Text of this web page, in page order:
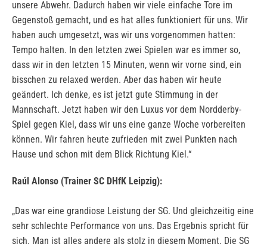
unsere Abwehr. Dadurch haben wir viele einfache Tore im
Gegenstoß gemacht, und es hat alles funktioniert für uns. Wir
haben auch umgesetzt, was wir uns vorgenommen hatten:
Tempo halten. In den letzten zwei Spielen war es immer so,
dass wir in den letzten 15 Minuten, wenn wir vorne sind, ein
bisschen zu relaxed werden. Aber das haben wir heute
geändert. Ich denke, es ist jetzt gute Stimmung in der
Mannschaft. Jetzt haben wir den Luxus vor dem Nordderby-
Spiel gegen Kiel, dass wir uns eine ganze Woche vorbereiten
können. Wir fahren heute zufrieden mit zwei Punkten nach
Hause und schon mit dem Blick Richtung Kiel.“
Raúl Alonso (Trainer SC DHfK Leipzig):
„Das war eine grandiose Leistung der SG. Und gleichzeitig eine
sehr schlechte Performance von uns. Das Ergebnis spricht für
sich. Man ist alles andere als stolz in diesem Moment. Die SG